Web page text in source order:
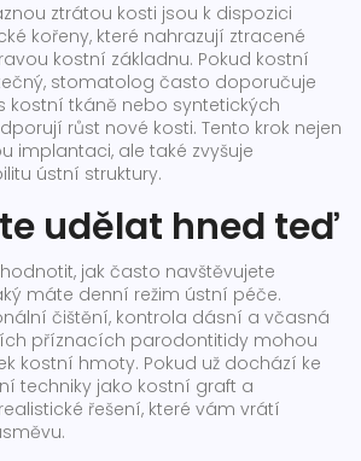
ztrátou kosti jsou k dispozici
kořeny, které nahrazují ztracené
kostní základnu. Pokud kostní
stomatolog často doporučuje
kostní tkáně nebo syntetických
růst nové kosti. Tento krok nejen
implantaci, ale také zvyšuje
ústní struktury.
udělat hned teď
jak často navštěvujete
máte denní režim ústní péče.
čištění, kontrola dásní a včasná
příznacích parodontitidy mohou
kostní hmoty. Pokud už dochází ke
techniky jako kostní graft a
řešení, které vám vrátí